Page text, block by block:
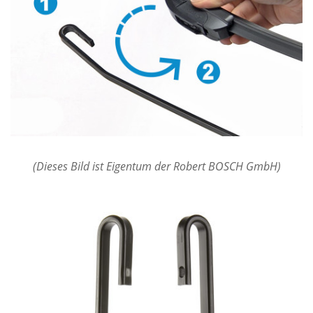
(Dieses Bild ist Eigentum der Robert BOSCH GmbH)